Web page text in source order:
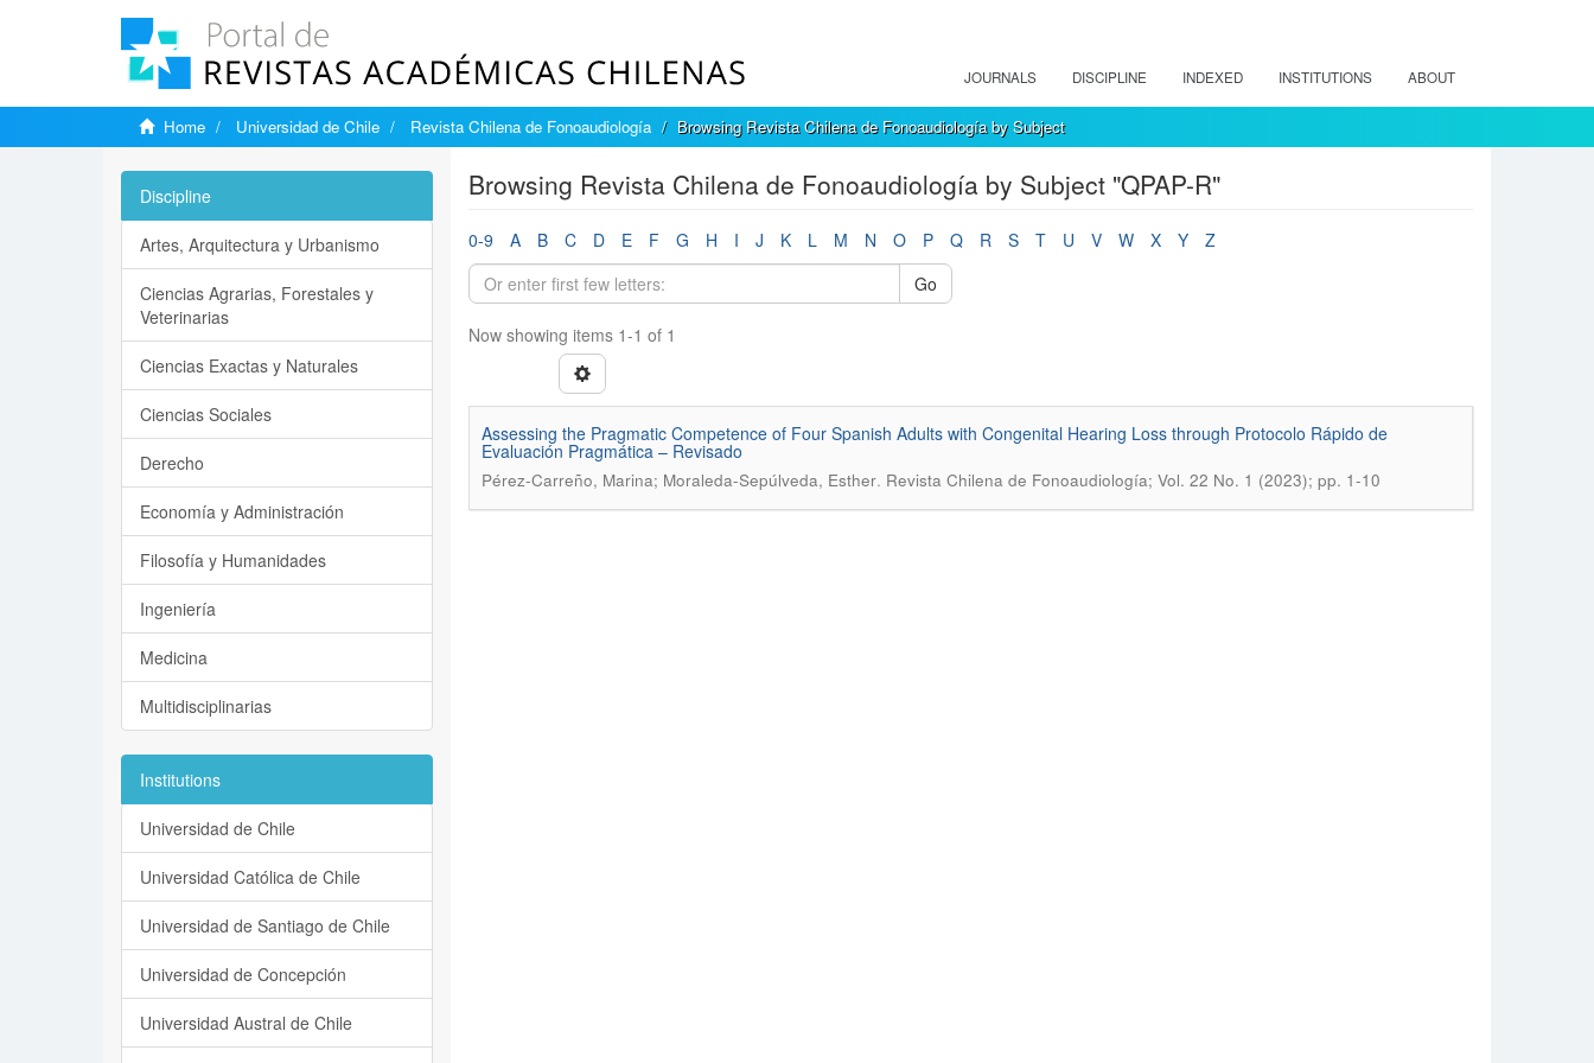
JOURNALS DISCIPLINE INDEXED INSTITUTIONS ABOUT
Home Universidad de Chile Revista Chilena de Fonoaudiología Browsing Revista Chilena de Fonoaudiología by Subject
Browsing Revista Chilena de Fonoaudiología by Subject "QPAP-R"
0-9 A B C D E F G H I J K L M N O P Q R S T U V W X Y
Z
Go
Now showing items 1-1 of 1
Assessing the Pragmatic Competence of Four Spanish Adults with Congenital Hearing Loss through Protocolo Rápido de
Evaluación Pragmática – Revisado
Pérez-Carreño, Marina; Moraleda-Sepúlveda, Esther. Revista Chilena de Fonoaudiología; Vol. 22 No. 1 (2023); pp. 1-10
Discipline
Artes, Arquitectura y Urbanismo
Ciencias Agrarias, Forestales y
Veterinarias
Ciencias Exactas y Naturales
Ciencias Sociales
Derecho
Economía y Administración
Filosofía y Humanidades
Ingeniería
Medicina
Multidisciplinarias
Institutions
Universidad de Chile
Universidad Católica de Chile
Universidad de Santiago de Chile
Universidad de Concepción
Universidad Austral de Chile